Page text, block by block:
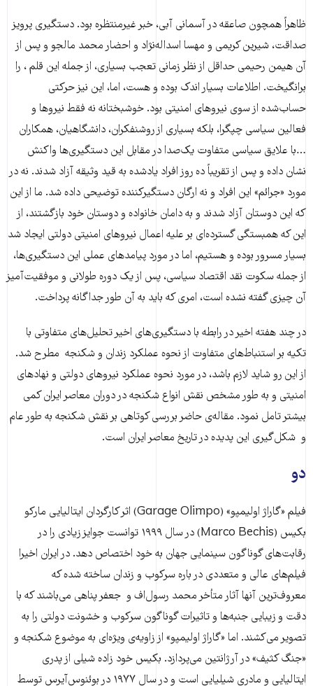
ظاهراً همچون صاعقه در آسمانی آبی، خبر غیرمنتظره بود. دستگیری پرویز
صداقت، شیرین کریمی و مهسا اسداله‌نژاد و احضار محمد مالجو و پس از
آن هیمن رحیمی حداقل از نظر زمانی تعجب بسیاری، از جمله این قلم ، را
برانگیخت. اطلاعات بسیار اندک بوده و هست، اما، این نیز حرکتی
حساب‌شده از سوی نیروهای امنیتی بود. خوشبختانه نه فقط نیروها و
فعالین سیاسی چپگرا، بلکه بسیاری از روشنفکران، دانشگاهیان، همکاران
…با علایق سیاسی متفاوت یک‌صدا در مقابل این دستگیری‌ها واکنش
نشان داده و پس از تقریباً ده روز افراد یادشده به قید وثیقه آزاد شدند. نه در
مورد «جرائم» این افراد و نه ارگان دستگیرکننده توضیحی داده شد. ما از این
که این دوستان آزاد شدند و به دامان خانواده و دوستان خود بازگشتند، از
این که همبستگى گسترده‌ای بر علیه اعمال نیروهای امنیتی دولتی ایجاد شد
بسیار مسرور بوده و هستیم، اما در مورد پیامدهای عملی این دستگیری‌ها،
از جمله سکوت نقد اقتصاد سیاسی، پس از یک دوره طولانی و موفقیت‌آمیز
آن چیزی گفته نشده است، امری که باید به آن طور جداگانه پرداخت.
در چند هفته اخیر در رابطه با دستگیری‌های اخیر تحلیل‌های متفاوتی با
تکیه بر استنباط‌های متفاوت از نحوه عملکرد زندان و شکنجه مطرح شد.
از این رو شاید لازم باشد، در مورد نحوه عملکرد نیروهای دولتی و نهادهای
امنیتی و به طور مشخص نقش انواع شکنجه در دوران معاصر ایران کمی
بیشتر تامل نمود. مقاله‌ی حاضر بررسی کوتاهی بر نقش شکنجه به طور عام
و شکل‌گیری این پدیده در تاریخ معاصر ایران است.
دو
فیلم «گاراژ اولیمپو» (Garage Olimpo) اثر کارگردان ایتالیایی مارکو
بکیس (Marco Bechis) در سال ۱۹۹۹ توانست جوایز زیادی را در
رقابت‌های گوناگون‌ سینمایی جهان به خود اختصاص دهد. در ایران اخیرا
فیلم‌های عالی و متعددی در باره سرکوب و زندان ساخته شده که
معروف‌ترین آنها آثار متأخر محمد رسول‌اف و جعفر پناهی می‌باشند که با
دقت و زیبایی جنبه‌ها و تاثیرات گوناگون سرکوب و خشونت دولتی را به
تصویر می‌کشند. اما «گاراژ اولیمپو» از زاویه‌ی ویژه‌ای به موضوع شکنجه و
«جنگ کثیف» در آرژانتین می‌پردازد. بکیس خود زاده شیلی از پدری
ایتالیایی و مادری شیلیایی است و در سال ۱۹۷۷ در بوئنوس‌آیرس توسط